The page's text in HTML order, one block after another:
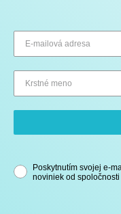
Poskytnutím svojej e-
noviniek od